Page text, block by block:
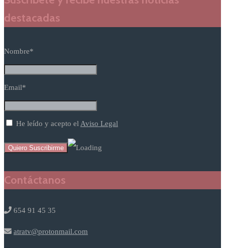
destacadas
Nombre*
Email*
He leído y acepto el Aviso Legal
Contáctanos
654 91 45 35
atratv@protonmail.com